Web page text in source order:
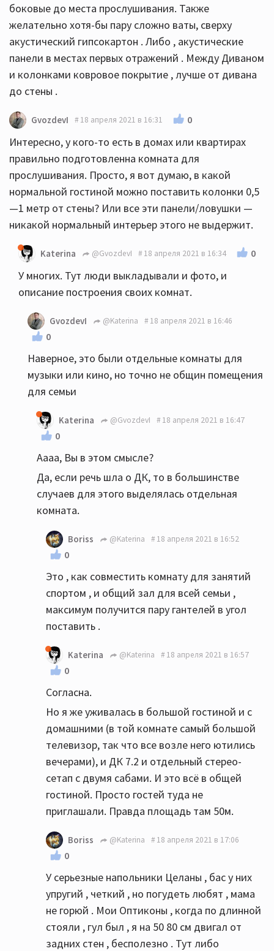
боковые до места прослушивания. Также
желательно хотя-бы пару сложно ваты, сверху
акустический гипсокартон . Либо , акустические
панели в местах первых отражений . Между Диваном
и колонками ковровое покрытие , лучше от дивана
до стены .
GvozdevI 18 апреля 2021 в 16:31 0
Интересно, у кого-то есть в домах или квартирах
правильно подготовленна комната для
прослушивания. Просто, я вот думаю, в какой
нормальной гостиной можно поставить колонки 0,5
—1 метр от стены? Или все эти панели/ловушки —
никакой нормальный интерьер этого не выдержит.
Katerina @GvozdevI 18 апреля 2021 в 16:34 0
У многих. Тут люди выкладывали и фото, и
описание построения своих комнат.
GvozdevI @Katerina 18 апреля 2021 в 16:46
0
Наверное, это были отдельные комнаты для
музыки или кино, но точно не общин помещения
для семьи
Katerina @GvozdevI 18 апреля 2021 в 16:47
0
Аааа, Вы в этом смысле?
Да, если речь шла о ДК, то в большинстве
случаев для этого выделялась отдельная
комната.
Boriss @Katerina 18 апреля 2021 в 16:52
0
Это , как совместить комнату для занятий
спортом , и общий зал для всей семьи ,
максимум получится пару гантелей в угол
поставить .
Katerina @Katerina 18 апреля 2021 в 16:57
0
Согласна.
Но я же уживалась в большой гостиной и с
домашними (в той комнате самый большой
телевизор, так что все возле него ютились
вечерами), и ДК 7.2 и отдельный стерео-
сетап с двумя сабами. И это всё в общей
гостиной. Просто гостей туда не
приглашали. Правда площадь там 50м.
Boriss @Katerina 18 апреля 2021 в 17:06
0
У серьезные напольники Целаны , бас у них
упругий , четкий , но погудеть любят , мама
не горюй . Мои Оптиконы , когда по длинной
стояли , гул был , я на 50 80 см двигал от
задних стен , бесполезно . Тут либо